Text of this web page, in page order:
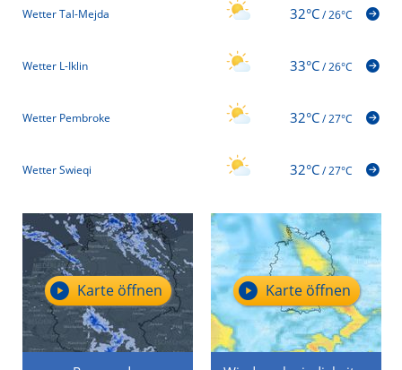
Wetter Tal-Mejda 32°C/26°C
Wetter L-Iklin 33°C/26°C
Wetter Pembroke 32°C/27°C
Wetter Swieqi 32°C/27°C
Karte öffnen Karte öffnen